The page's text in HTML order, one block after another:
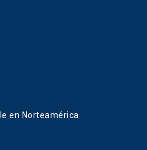
en Norteamérica